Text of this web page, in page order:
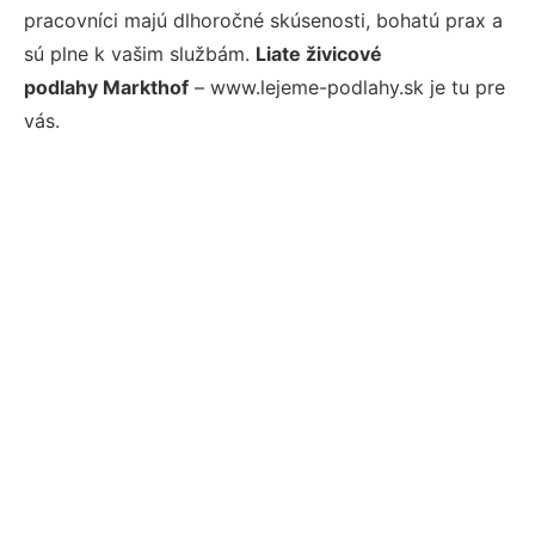
pracovníci majú dlhoročné skúsenosti, bohatú prax a
sú plne k vašim službám. Liate živicové
podlahy Markthof – www.lejeme-podlahy.sk je tu pre
vás.